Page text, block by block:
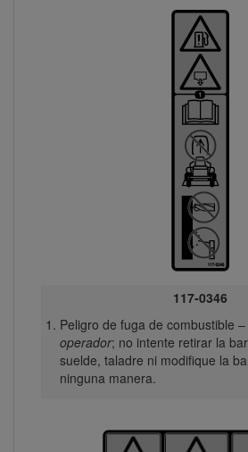
117-0346
Peligro de fuga de combustible
operador; no intente retirar la
suelde, taladre ni modifique la
ninguna manera.